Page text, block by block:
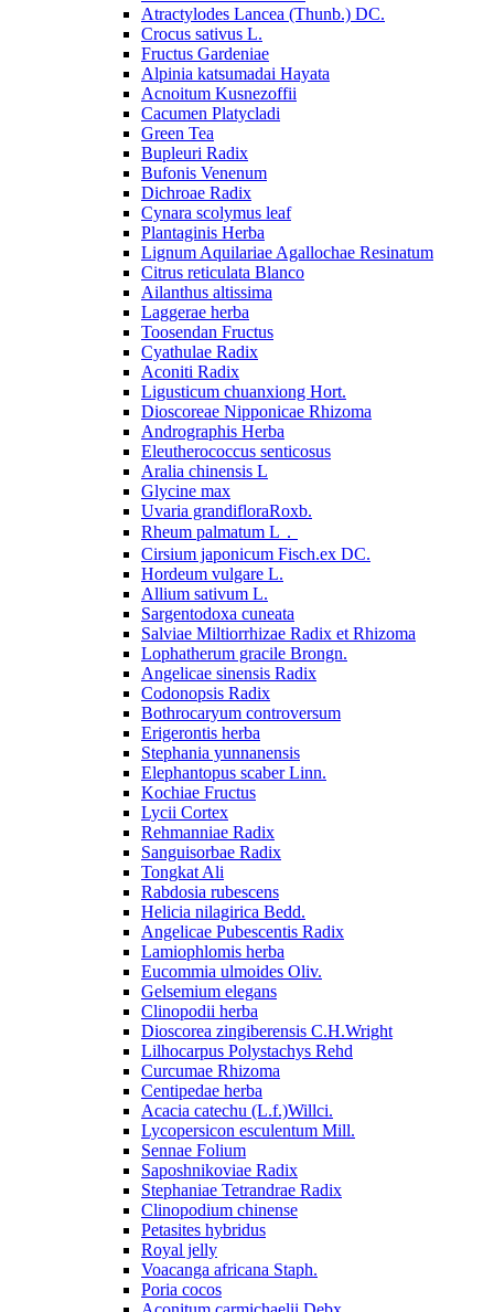
Atractylodes Lancea (Thunb.) DC.
Crocus sativus L.
Fructus Gardeniae
Alpinia katsumadai Hayata
Acnoitum Kusnezoffii
Cacumen Platycladi
Green Tea
Bupleuri Radix
Bufonis Venenum
Dichroae Radix
Cynara scolymus leaf
Plantaginis Herba
Lignum Aquilariae Agallochae Resinatum
Citrus reticulata Blanco
Ailanthus altissima
Laggerae herba
Toosendan Fructus
Cyathulae Radix
Aconiti Radix
Ligusticum chuanxiong Hort.
Dioscoreae Nipponicae Rhizoma
Andrographis Herba
Eleutherococcus senticosus
Aralia chinensis L
Glycine max
Uvaria grandifloraRoxb.
Rheum palmatum L．
Cirsium japonicum Fisch.ex DC.
Hordeum vulgare L.
Allium sativum L.
Sargentodoxa cuneata
Salviae Miltiorrhizae Radix et Rhizoma
Lophatherum gracile Brongn.
Angelicae sinensis Radix
Codonopsis Radix
Bothrocaryum controversum
Erigerontis herba
Stephania yunnanensis
Elephantopus scaber Linn.
Kochiae Fructus
Lycii Cortex
Rehmanniae Radix
Sanguisorbae Radix
Tongkat Ali
Rabdosia rubescens
Helicia nilagirica Bedd.
Angelicae Pubescentis Radix
Lamiophlomis herba
Eucommia ulmoides Oliv.
Gelsemium elegans
Clinopodii herba
Dioscorea zingiberensis C.H.Wright
Lilhocarpus Polystachys Rehd
Curcumae Rhizoma
Centipedae herba
Acacia catechu (L.f.)Willci.
Lycopersicon esculentum Mill.
Sennae Folium
Saposhnikoviae Radix
Stephaniae Tetrandrae Radix
Clinopodium chinense
Petasites hybridus
Royal jelly
Voacanga africana Staph.
Poria cocos